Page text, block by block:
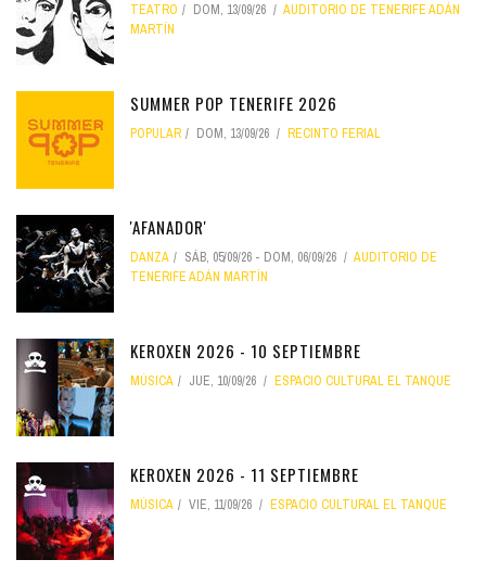
TEATRO DOM, 13/09/26
AUDITORIO DE TENERIFE ADÁN
MARTÍN
SUMMER POP TENERIFE 2026
POPULAR DOM, 13/09/26 RECINTO FERIAL
'AFANADOR'
DANZA SÁB, 05/09/26 - DOM, 06/09/26
AUDITORIO DE
TENERIFE ADÁN MARTÍN
KEROXEN 2026 - 10 SEPTIEMBRE
MÚSICA JUE, 10/09/26 ESPACIO CULTURAL EL TANQUE
KEROXEN 2026 - 11 SEPTIEMBRE
MÚSICA VIE, 11/09/26 ESPACIO CULTURAL EL TANQUE